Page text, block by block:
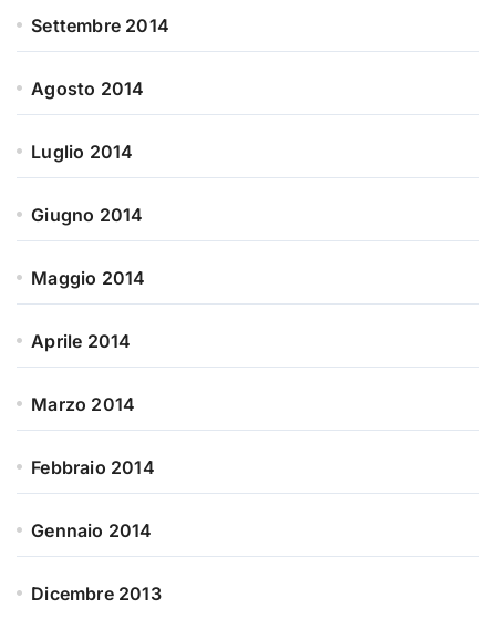
Settembre 2014
Agosto 2014
Luglio 2014
Giugno 2014
Maggio 2014
Aprile 2014
Marzo 2014
Febbraio 2014
Gennaio 2014
Dicembre 2013